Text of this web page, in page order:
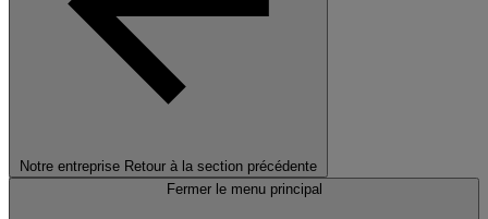
Notre entreprise Retour à la section précédente
Fermer le menu principal